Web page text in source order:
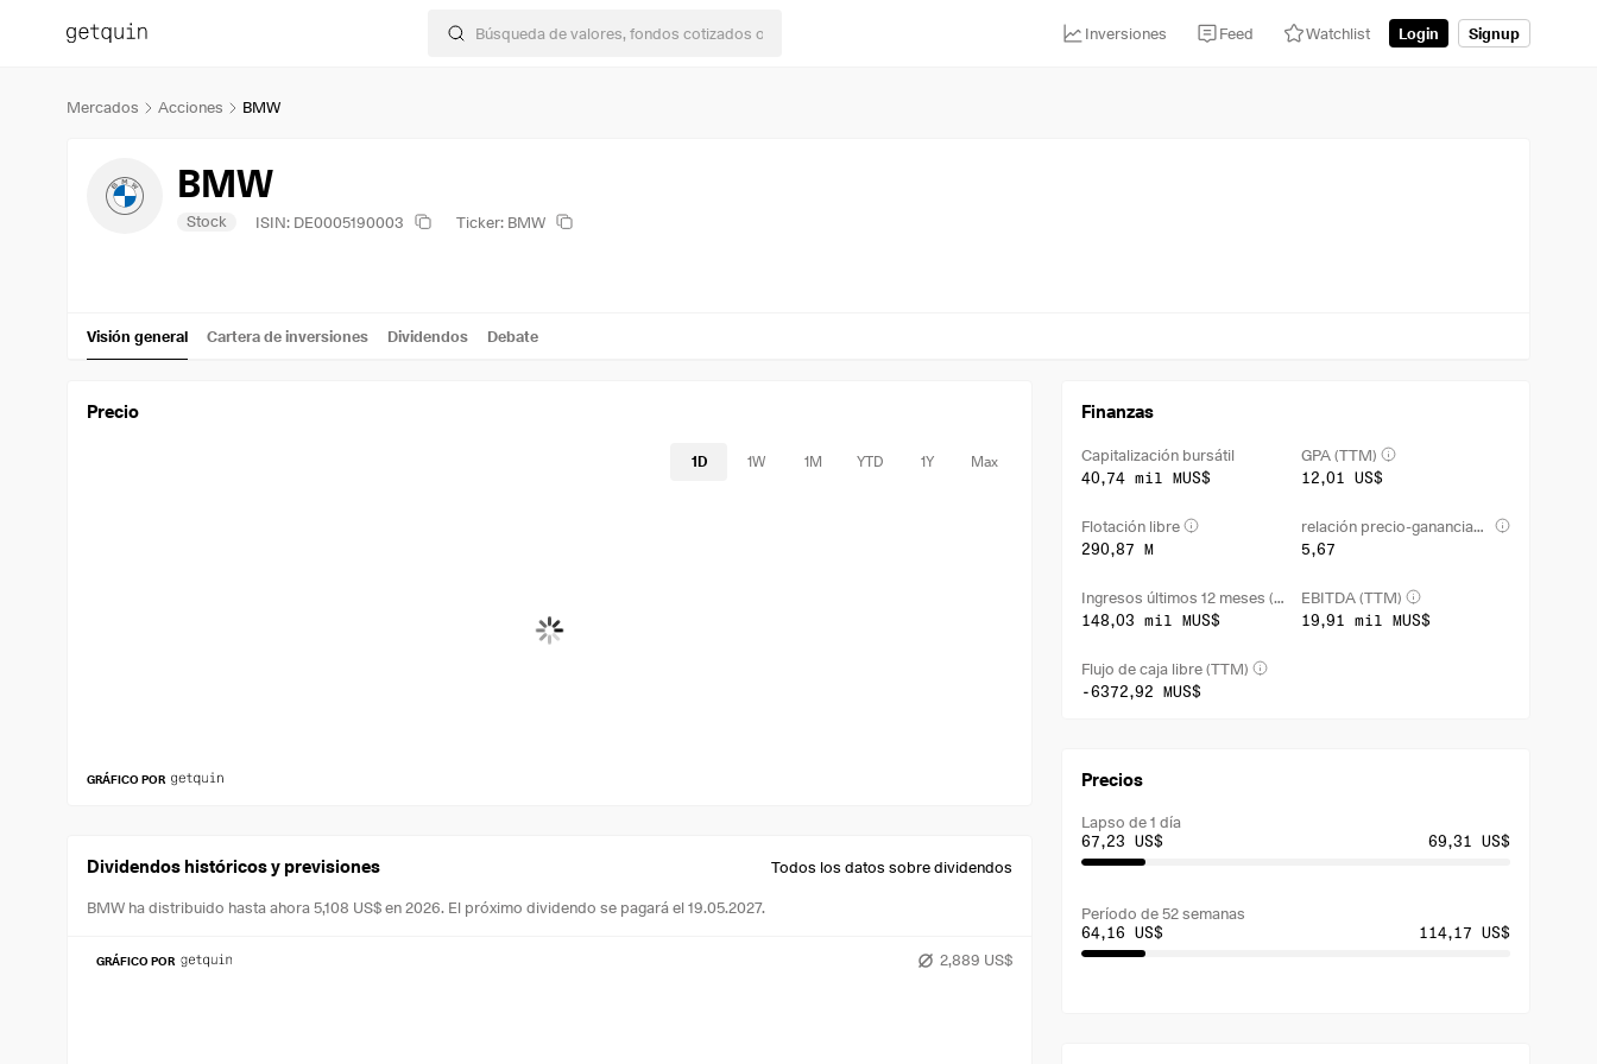
Inversiones Feed Watchlist Login Signup
Mercados Acciones BMW
BMW
Stock ISIN: DE0005190003 Ticker: BMW
Visión general Cartera de inversiones Dividendos Debate
Precio
1D 1W 1M YTD 1Y Max
GRÁFICO POR
Dividendos históricos y previsiones Todos los datos sobre dividendos
BMW ha distribuido hasta ahora 5,108 US$ en 2026. El próximo dividendo se pagará el 19.05.2027.
2,889 US$
GRÁFICO POR
Finanzas
Capitalización bursátil
40,74 mil MUS$
GPA (TTM)
12,01 US$
Flotación libre
290,87 M
relación precio-ganancias netas (TTM)
5,67
Ingresos últimos 12 meses (TTM)
148,03 mil MUS$
EBITDA (TTM)
19,91 mil MUS$
Flujo de caja libre (TTM)
-6372,92 MUS$
Precios
Lapso de 1 día
67,23 US$
69,31 US$
Período de 52 semanas
64,16 US$
114,17 US$